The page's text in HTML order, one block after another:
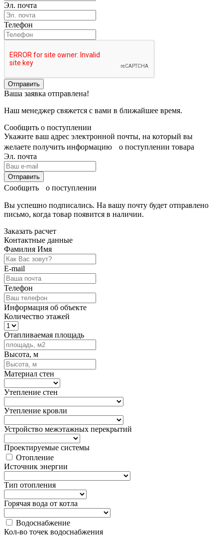
Эл. почта
Телефон
Отправить
Ваша заявка отправлена!
Наш менеджер свяжется с вами в ближайшее время.
Сообщить о поступлении
Укажите ваш адрес электронной почты, на который вы
желаете получить информацию о поступлении товара
Эл. почта
Отправить
Сообщить о поступлении
Вы успешно подписались. На вашу почту будет отправлено
письмо, когда товар появится в наличии.
Заказать расчет
Контактные данные
Фамилия Имя
E-mail
Телефон
Информация об объекте
Количество этажей
Отапливаемая площадь
Высота, м
Материал стен
Утепление стен
Утепление кровли
Устройство межэтажных перекрытий
Проектируемые системы
Отопление
Источник энергии
Тип отопления
Горячая вода от котла
Водоснабжение
Кол-во точек водоснабжения